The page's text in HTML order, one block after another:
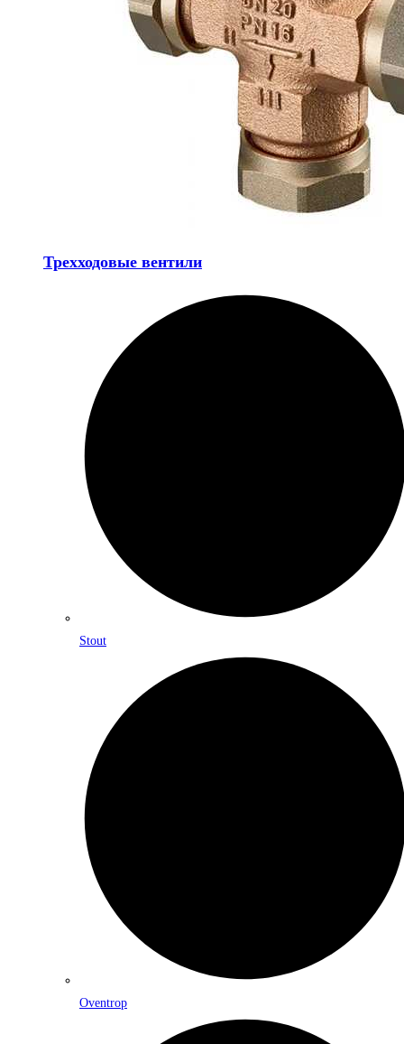
Трехходовые вентили
Stout
Oventrop